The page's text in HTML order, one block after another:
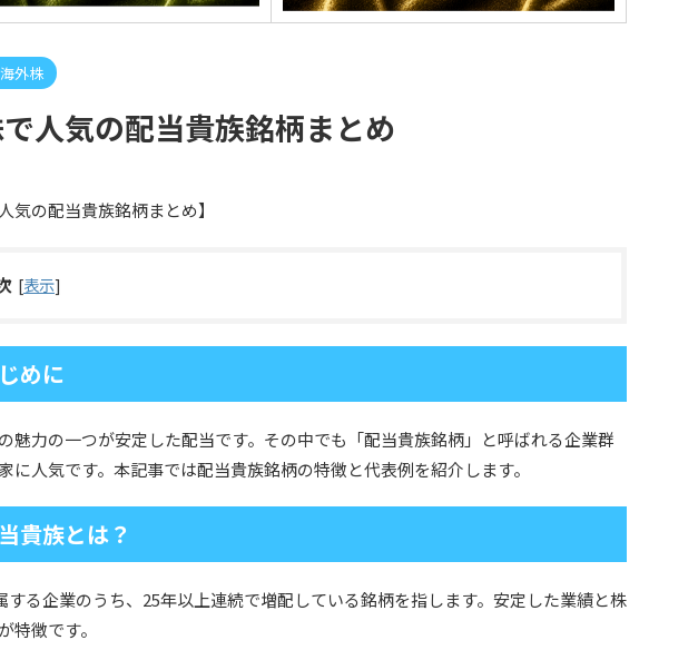
外株
人気の配当貴族銘柄まとめ
気の配当貴族銘柄まとめ】
[表示]
めに
魅力の一つが安定した配当です。その中でも「配当貴族銘柄」と呼ばれる企業群
に人気です。本記事では配当貴族銘柄の特徴と代表例を紹介します。
貴族とは？
する企業のうち、25年以上連続で増配している銘柄を指します。安定した業績と株
特徴です。